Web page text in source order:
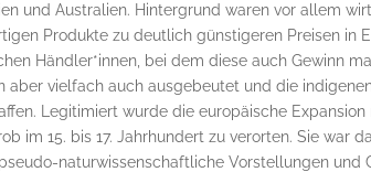
und Australien. Hintergrund waren vor allem
Produkte zu deutlich günstigeren Preisen in
Händler*innen, bei dem diese auch Gewinn
aber vielfach auch ausgebeutet und die
Legitimiert wurde die europäische
im 15. bis 17. Jahrhundert zu verorten. Sie war
naturwissenschaftliche Vorstellungen und